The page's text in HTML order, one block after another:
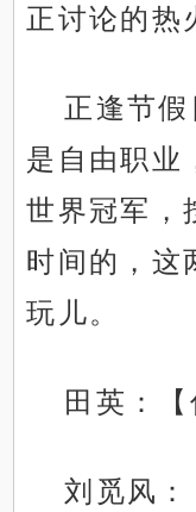
正讨论的热
正逢节
是自由职业
世界冠军，
时间的，这
玩儿。
田英：【
刘觅风